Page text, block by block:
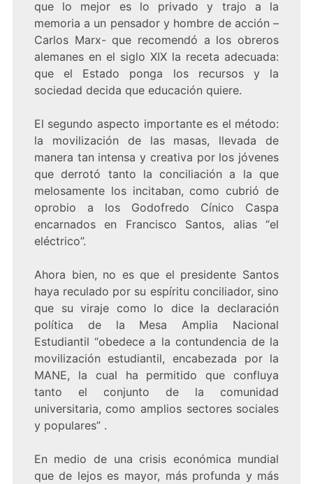
que lo mejor es lo privado y trajo a la
memoria a un pensador y hombre de acción –
Carlos Marx- que recomendó a los obreros
alemanes en el siglo XIX la receta adecuada:
que el Estado ponga los recursos y la
sociedad decida que educación quiere.
El segundo aspecto importante es el método:
la movilización de las masas, llevada de
manera tan intensa y creativa por los jóvenes
que derrotó tanto la conciliación a la que
melosamente los incitaban, como cubrió de
oprobio a los Godofredo Cínico Caspa
encarnados en Francisco Santos, alias “el
eléctrico”.
Ahora bien, no es que el presidente Santos
haya reculado por su espíritu conciliador, sino
que su viraje como lo dice la declaración
política de la Mesa Amplia Nacional
Estudiantil “obedece a la contundencia de la
movilización estudiantil, encabezada por la
MANE, la cual ha permitido que confluya
tanto el conjunto de la comunidad
universitaria, como amplios sectores sociales
y populares” .
En medio de una crisis económica mundial
que de lejos es mayor, más profunda y más